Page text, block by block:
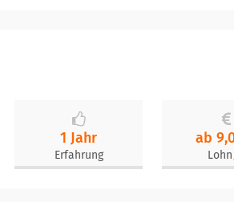
1 Jahr
Erfahrung
ab